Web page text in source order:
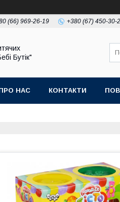
(66) 969-26-19 +380 (67) 450-30-
Бутік"
НАС КОНТАКТИ